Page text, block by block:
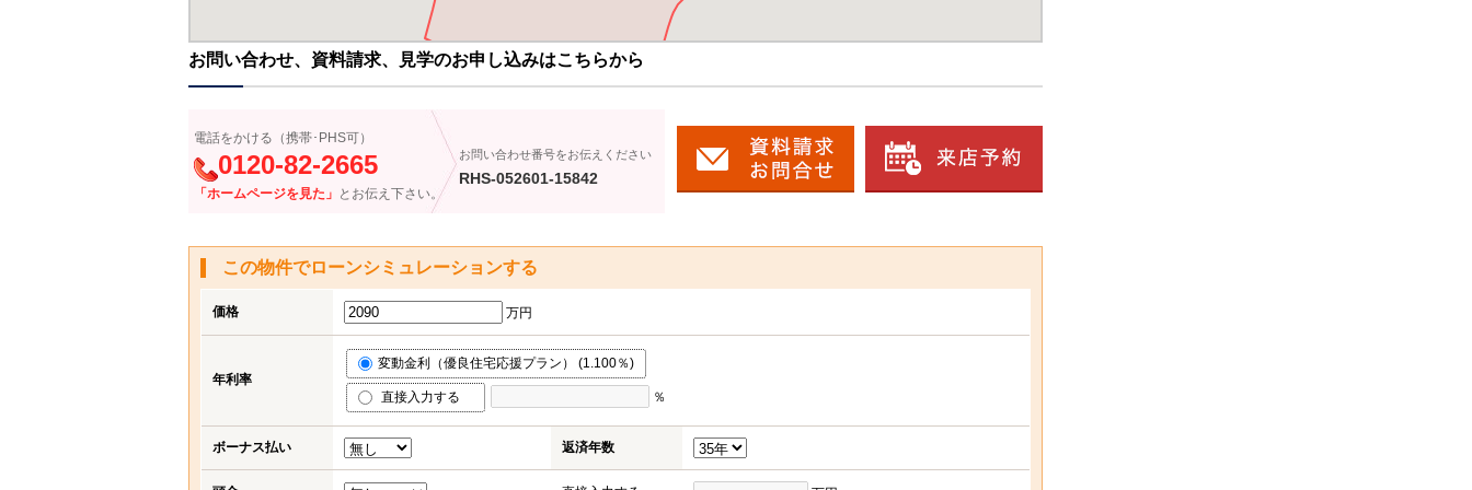
お問い合わせ、資料請求、見学のお申し込みはこちらから
電話をかける（携帯･PHS可）
0120-82-2665
「ホームページを見た」 とお伝え下さい。
お問い合わせ番号をお伝えください
RHS-052601-15842
この物件でローンシミュレーションする
価格 万円
年利率
変動金利（優良住宅応援プラン） (1.100％)
直接入力する ％
ボーナス払い 返済年数